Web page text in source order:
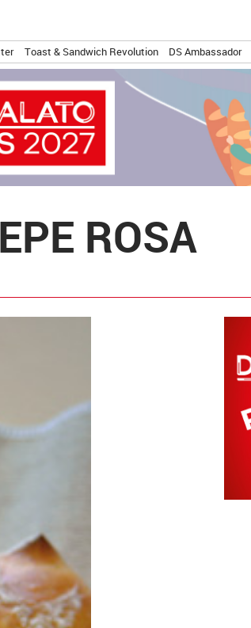
Toast & Sandwich Revolution DS Ambassador
ROSA